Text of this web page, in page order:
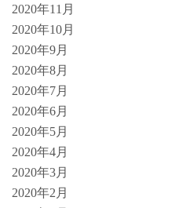
2020年11月
2020年10月
2020年9月
2020年8月
2020年7月
2020年6月
2020年5月
2020年4月
2020年3月
2020年2月